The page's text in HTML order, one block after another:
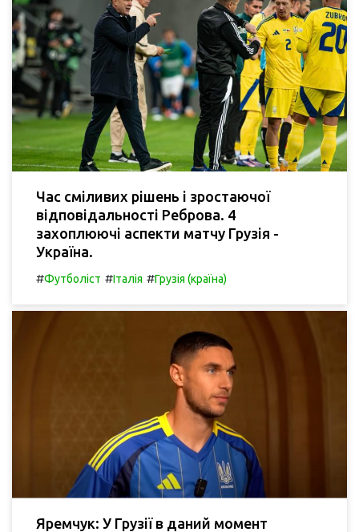
Час сміливих рішень і зростаючої
відповідальності Реброва. 4
захоплюючі аспекти матчу Грузія -
Україна.
#Футболіст #Італія #Грузія (країна)
Яремчук: У Грузії в даний момент